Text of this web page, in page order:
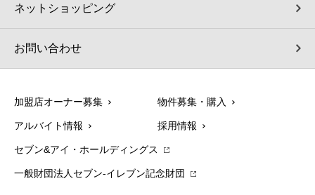
ネットショッピング
お問い合わせ
加盟店オーナー募集 物件募集・購入
アルバイト情報 採用情報
セブン&アイ・ホールディングス
一般財団法人セブン-イレブン記念財団